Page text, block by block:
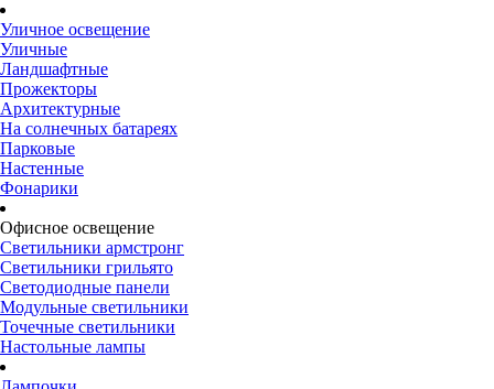
Уличное освещение
Уличные
Ландшафтные
Прожекторы
Архитектурные
На солнечных батареях
Парковые
Настенные
Фонарики
Офисное освещение
Светильники армстронг
Светильники грильято
Светодиодные панели
Модульные светильники
Точечные светильники
Настольные лампы